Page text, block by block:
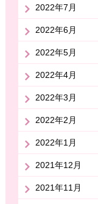
2022年7月
2022年6月
2022年5月
2022年4月
2022年3月
2022年2月
2022年1月
2021年12月
2021年11月